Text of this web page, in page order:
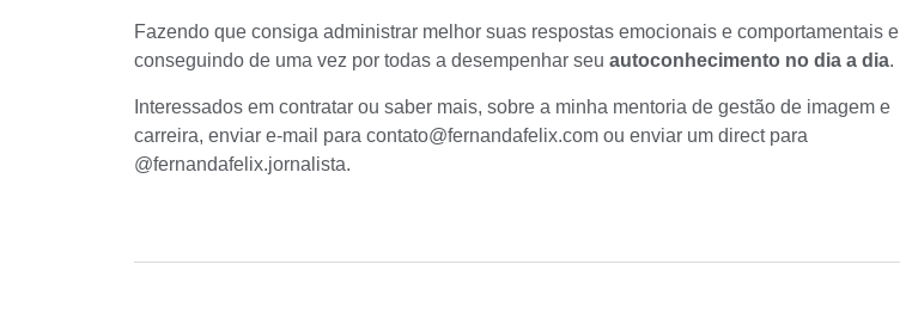
Fazendo que consiga administrar melhor suas respostas emocionais e comportamentais e
conseguindo de uma vez por todas a desempenhar seu autoconhecimento no dia a dia.
Interessados em contratar ou saber mais, sobre a minha mentoria de gestão de imagem e
carreira, enviar e-mail para contato@fernandafelix.com ou enviar um direct para
@fernandafelix.jornalista.